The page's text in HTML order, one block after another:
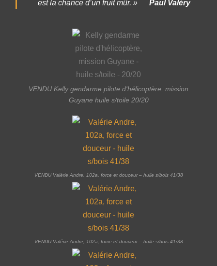
est la chance d’un fruit mûr. »
Paul Valéry
VENDU Kelly gendarme pilote d'hélicoptère, mission
Guyane huile s/toile 20/20
VENDU Valérie Andre, 102a, force et douceur – huile s/bois 41/38
VENDU Valérie Andre, 102a, force et douceur – huile s/bois 41/38